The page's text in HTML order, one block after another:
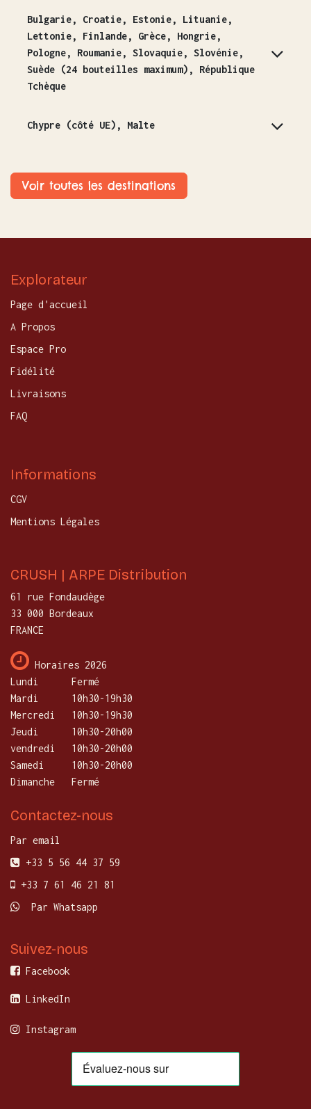
Bulgarie, Croatie, Estonie, Lituanie,
Lettonie, Finlande, Grèce, Hongrie,
Pologne, Roumanie, Slovaquie, Slovénie,
Suède (24 bouteilles maximum), République
Tchèque
Chypre (côté UE), Malte
Voir toutes les destinations
Explorateur
Page d'accueil
A Propos
Espace Pro
Fidélité
Livraisons
FAQ
Informations
CGV
Mentions Légales
CRUSH | ARPE Distribution
61 rue Fondaudège
33 000 Bordeaux
FRANCE
Horaires 2026
Lundi
​Fermé
Mardi
10h30-19h30
Mercredi
​10h30-19h30
Jeudi
10h30-20h00
vendredi
10h30-20h00
Samedi
10h30-20h00
Dimanche
Fermé
Contactez-nous
Par email
+33 5 56 44 37 59
+33 7 61 46 21 81
Par Whatsapp
Suivez-nous
Facebook
LinkedIn
Instagram